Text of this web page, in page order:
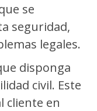
se
seguridad,
legales.
disponga
civil. Este
cliente en